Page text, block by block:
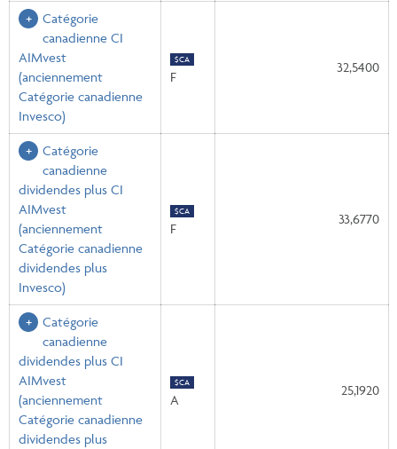
Catégorie
canadienne CI
AIMvest
(anciennement
Catégorie canadienne
Invesco)
$CA
F
32,5400
Catégorie
canadienne
dividendes plus CI
AIMvest
(anciennement
Catégorie canadienne
dividendes plus
Invesco)
$CA
F
33,6770
Catégorie
canadienne
dividendes plus CI
AIMvest
(anciennement
Catégorie canadienne
dividendes plus
$CA
A
25,1920